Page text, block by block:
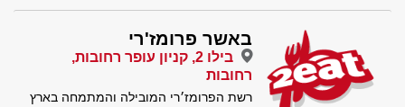
באשר פרומז'רי
בילו 2, קניון עופר רחובות,
רחובות
רשת הפרומז׳רי המובילה והמתמחה בארץ